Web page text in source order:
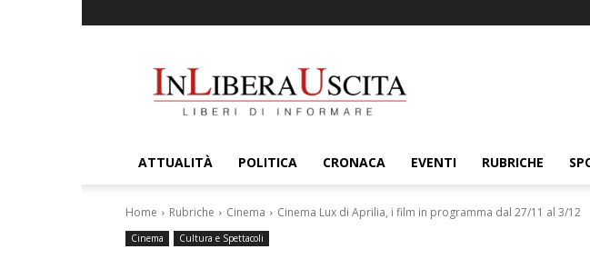
ATTUALITÀ POLITICA CRONACA EVENTI RUBRICHE
Home Rubriche Cinema Cinema Lux di Aprilia, i film in programma dal 27/11 al 3/12
Cinema Cultura e Spettacoli